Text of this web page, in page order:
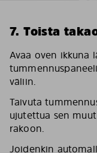
7. Toista
Avaa oven ikkuna
väliin.
Taivuta
ujutettua sen
rakoon.
Joidenkin